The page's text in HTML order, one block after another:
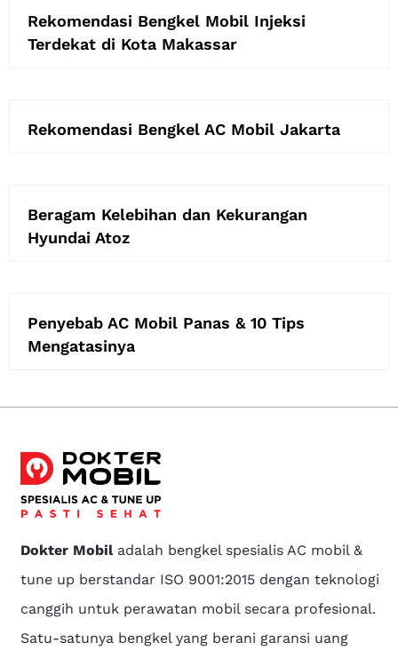
Rekomendasi Bengkel Mobil Injeksi
Terdekat di Kota Makassar
Rekomendasi Bengkel AC Mobil Jakarta
Beragam Kelebihan dan Kekurangan
Hyundai Atoz
Penyebab AC Mobil Panas & 10 Tips
Mengatasinya
Dokter Mobiladalah bengkel spesialis AC mobil &
tune up berstandar ISO 9001:2015 dengan teknologi
canggih untuk perawatan mobil secara profesional.
Satu-satunya bengkel yang berani garansi uang